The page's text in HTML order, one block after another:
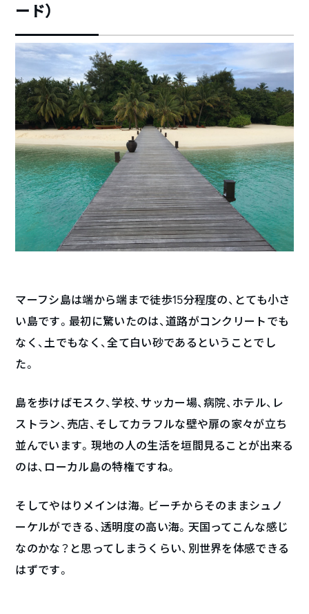
ード）
マーフシ島は端から端まで徒歩15分程度の、とても小さ
い島です。最初に驚いたのは、道路がコンクリートでも
なく、土でもなく、全て白い砂であるということでし
た。
島を歩けばモスク、学校、サッカー場、病院、ホテル、レ
ストラン、売店、そしてカラフルな壁や扉の家々が立ち
並んでいます。現地の人の生活を垣間見ることが出来る
のは、ローカル島の特権ですね。
そしてやはりメインは海。ビーチからそのままシュノ
ーケルができる、透明度の高い海。天国ってこんな感じ
なのかな？と思ってしまうくらい、別世界を体感できる
はずです。